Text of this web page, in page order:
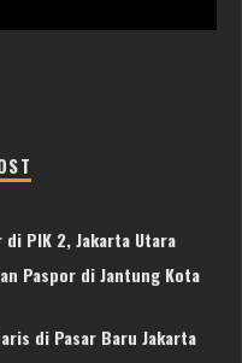
PIK 2, Jakarta Utara
Paspor di Jantung Kota
di Pasar Baru Jakarta